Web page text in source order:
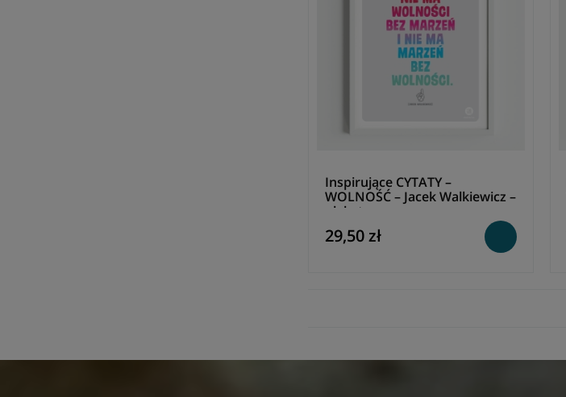
Inspirujące CYTATY –
WOLNOŚĆ – Jacek Walkiewicz –
plakat
29,50 zł